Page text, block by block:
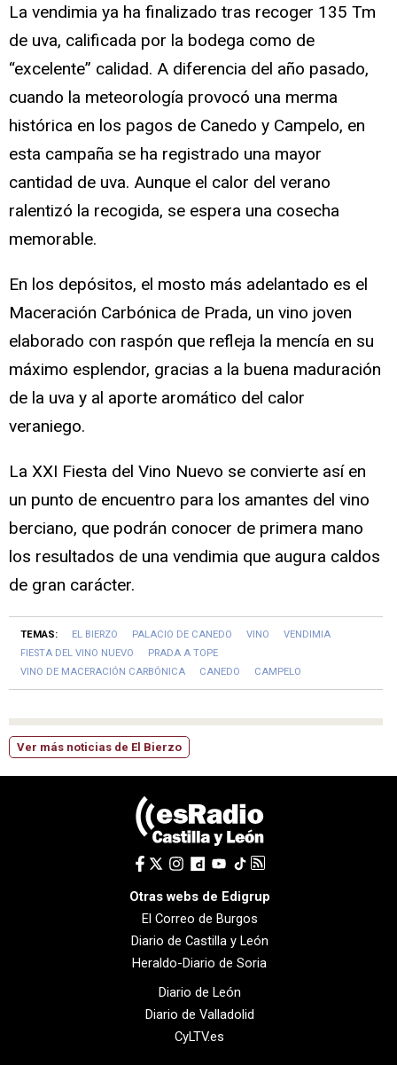
La vendimia ya ha finalizado tras recoger 135 Tm
de uva, calificada por la bodega como de
“excelente” calidad. A diferencia del año pasado,
cuando la meteorología provocó una merma
histórica en los pagos de Canedo y Campelo, en
esta campaña se ha registrado una mayor
cantidad de uva. Aunque el calor del verano
ralentizó la recogida, se espera una cosecha
memorable.
En los depósitos, el mosto más adelantado es el
Maceración Carbónica de Prada, un vino joven
elaborado con raspón que refleja la mencía en su
máximo esplendor, gracias a la buena maduración
de la uva y al aporte aromático del calor
veraniego.
La XXI Fiesta del Vino Nuevo se convierte así en
un punto de encuentro para los amantes del vino
berciano, que podrán conocer de primera mano
los resultados de una vendimia que augura caldos
de gran carácter.
TEMAS: EL BIERZO PALACIO DE CANEDO VINO
VENDIMIA
FIESTA DEL VINO NUEVO
PRADA A TOPE
VINO DE MACERACIÓN CARBÓNICA
CANEDO CAMPELO
Ver más noticias de El Bierzo
Otras webs de Edigrup
El Correo de Burgos
Diario de Castilla y León
Heraldo-Diario de Soria
Diario de León
Diario de Valladolid
CyLTV.es